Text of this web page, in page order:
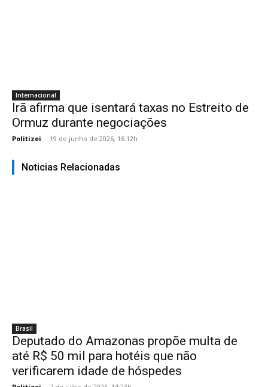
Internacional
Irã afirma que isentará taxas no Estreito de
Ormuz durante negociações
Politizei - 19 de junho de 2026, 16:12h
Noticias Relacionadas
Brasil
Deputado do Amazonas propõe multa de
até R$ 50 mil para hotéis que não
verificarem idade de hóspedes